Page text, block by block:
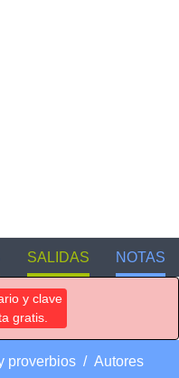
SALIDAS NOTAS
y clave
gratis.
proverbios Autores